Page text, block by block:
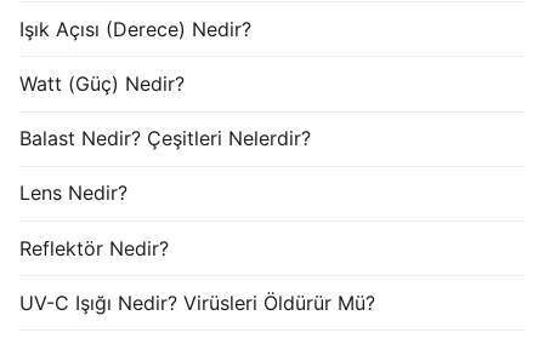
Işık Açısı (Derece) Nedir?
Watt (Güç) Nedir?
Balast Nedir? Çeşitleri Nelerdir?
Lens Nedir?
Reflektör Nedir?
UV-C Işığı Nedir? Virüsleri Öldürür Mü?